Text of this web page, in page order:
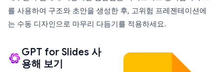
를 사용하여 구조와 초안을 생성한 후, 고위험 프레젠테이션에
는 수동 디자인으로 마무리 다듬기를 적용하세요.
GPT for Slides 사
용해 보기